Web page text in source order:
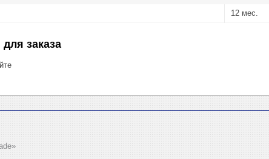
12 мес.
заказа